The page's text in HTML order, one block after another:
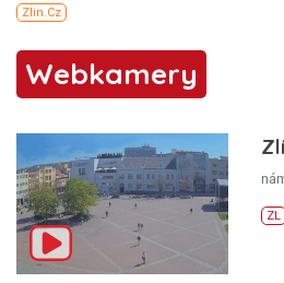
Webkamery
ZL